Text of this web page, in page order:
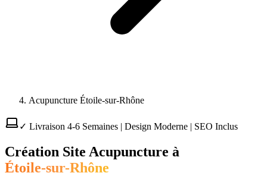
Acupuncture Étoile-sur-Rhône
✓ Livraison 4-6 Semaines | Design Moderne | SEO Inclus
Création Site Acupuncture à
Étoile-sur-Rhône